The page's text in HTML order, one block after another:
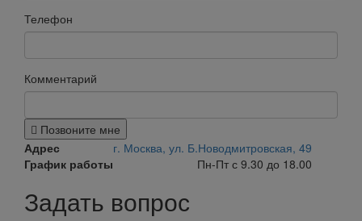
Телефон
Комментарий
Позвоните мне
Адрес
г. Москва, ул. Б.Новодмитровская, 49
График работы
Пн-Пт с 9.30 до 18.00
Задать вопрос